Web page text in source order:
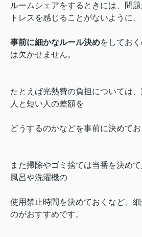
ルームシェアをするときには、問
トレスを感じることがないように、
事前に細かなルール決めをしてお
は欠かせません。
たとえば光熱費の負担については
人と短い人の差額を
どうするのかなどを事前に決めてお
また掃除やゴミ捨ては当番を決め
風呂や洗濯機の
使用禁止時間を決めておくなど、
のがおすすめです。